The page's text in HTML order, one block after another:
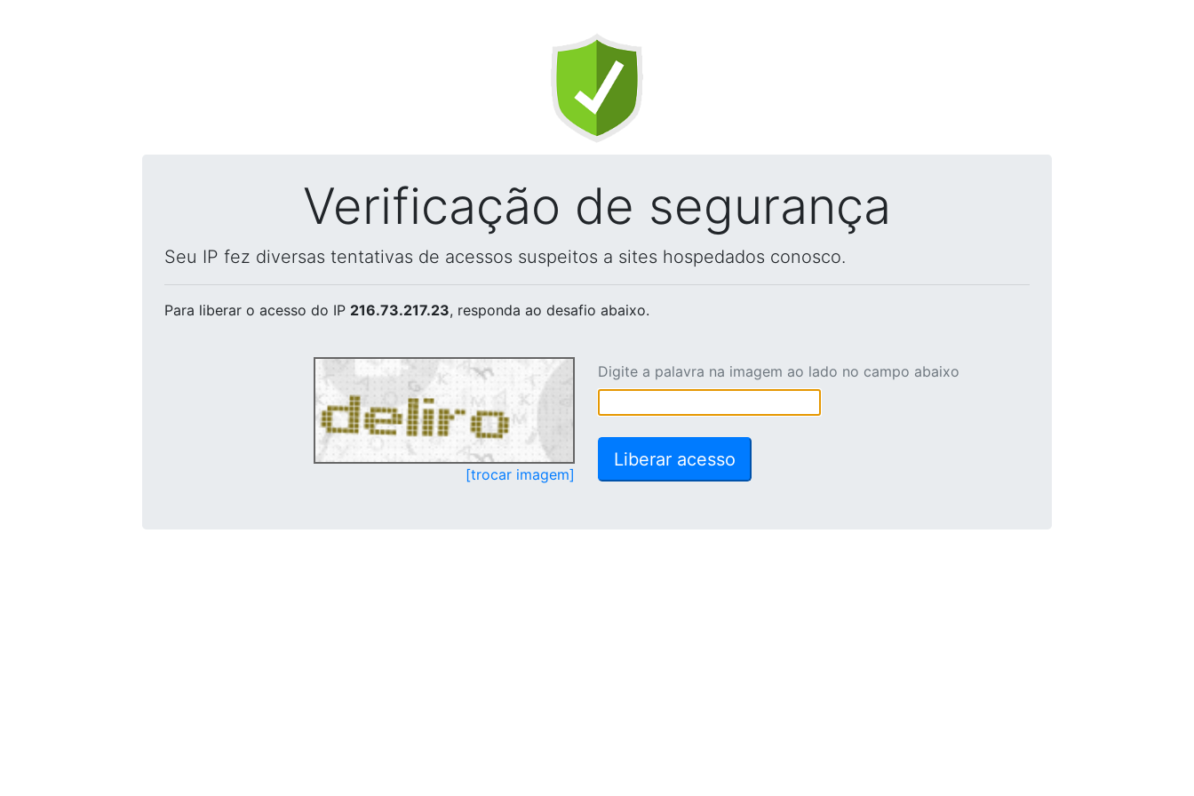
Verificação de segurança
Seu IP fez diversas tentativas de acessos suspeitos a sites hospedados conosco.
Para liberar o acesso do IP 216.73.217.23, responda ao desafio abaixo.
[trocar imagem]
Digite a palavra na imagem ao lado no campo abaixo